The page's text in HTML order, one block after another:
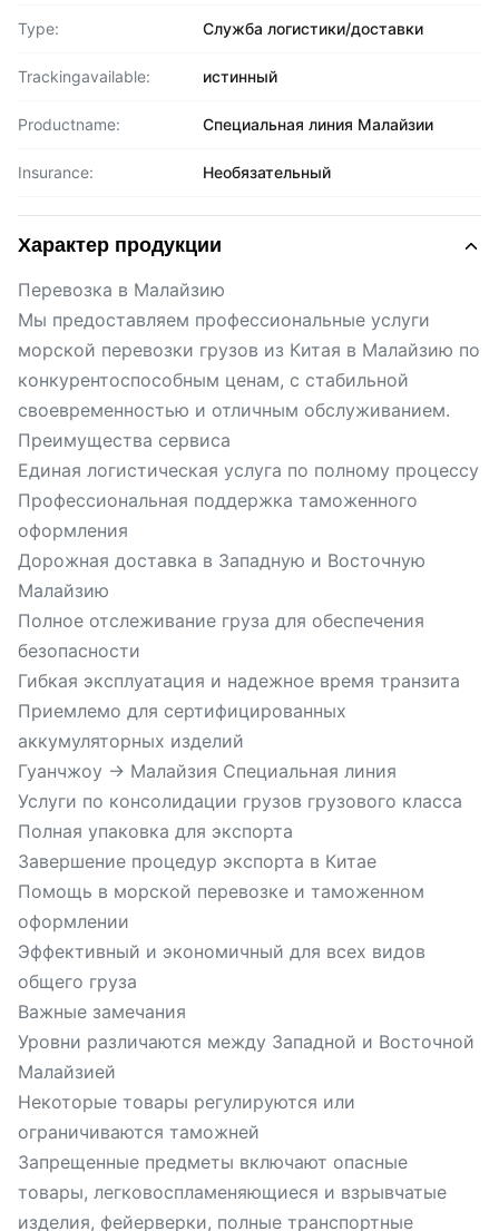
Type: Служба логистики/доставки
Trackingavailable: истинный
Productname: Специальная линия Малайзии
Insurance: Необязательный
Характер продукции
Перевозка в Малайзию
Мы предоставляем профессиональные услуги
морской перевозки грузов из Китая в Малайзию по
конкурентоспособным ценам, с стабильной
своевременностью и отличным обслуживанием.
Преимущества сервиса
Единая логистическая услуга по полному процессу
Профессиональная поддержка таможенного
оформления
Дорожная доставка в Западную и Восточную
Малайзию
Полное отслеживание груза для обеспечения
безопасности
Гибкая эксплуатация и надежное время транзита
Приемлемо для сертифицированных
аккумуляторных изделий
Гуанчжоу → Малайзия Специальная линия
Услуги по консолидации грузов грузового класса
Полная упаковка для экспорта
Завершение процедур экспорта в Китае
Помощь в морской перевозке и таможенном
оформлении
Эффективный и экономичный для всех видов
общего груза
Важные замечания
Уровни различаются между Западной и Восточной
Малайзией
Некоторые товары регулируются или
ограничиваются таможней
Запрещенные предметы включают опасные
товары, легковоспламеняющиеся и взрывчатые
изделия, фейерверки, полные транспортные